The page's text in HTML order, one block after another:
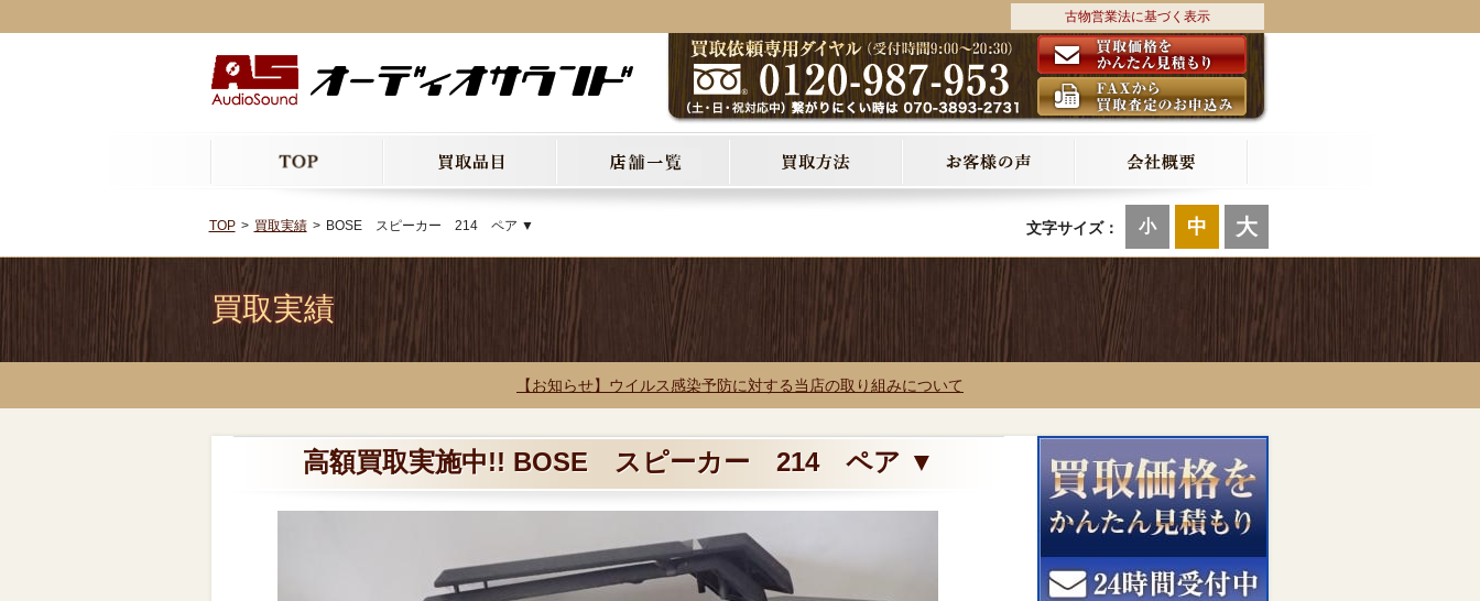
古物営業法に基づく表示
文字サイズ： 小 中 大
TOP 買取実績 BOSE スピーカー 214 ペア ▼
買取実績
【お知らせ】ウイルス感染予防に対する当店の取り組みについて
高額買取実施中!! BOSE スピーカー 214 ペア ▼